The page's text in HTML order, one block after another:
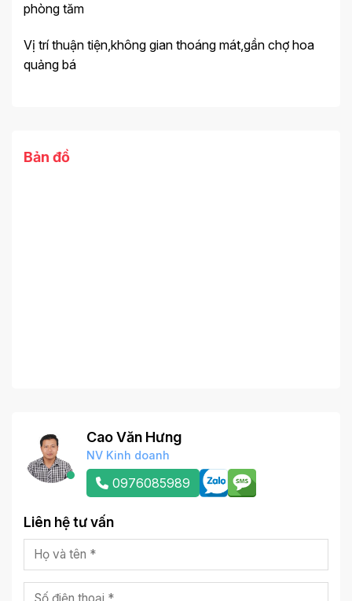
phòng tăm
Vị trí thuận tiện,không gian thoáng mát,gần chợ hoa
quảng bá
Bản đồ
Cao Văn Hưng
NV Kinh doanh
0976085989
Liên hệ tư vấn